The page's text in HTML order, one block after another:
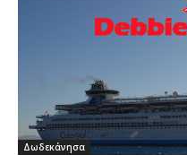
Δωδεκάνησα